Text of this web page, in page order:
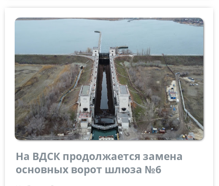
На ВДСК продолжается замена
основных ворот шлюза №6